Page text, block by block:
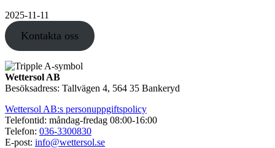
2025-11-11
Kontakta oss
Wettersol AB
Besöksadress: Tallvägen 4, 564 35 Bankeryd
Wettersol AB:s personuppgiftspolicy
Telefontid: måndag-fredag 08:00-16:00
Telefon: 036-3300830
E-post: info@wettersol.se